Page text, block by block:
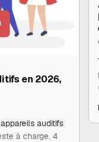
en 2026,
auditifs
à charge. 4